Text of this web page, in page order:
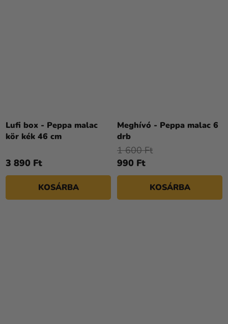
Lufi box - Peppa malac
kör kék 46 cm
3 890 Ft
KOSÁRBA
Meghívó - Peppa malac 6
drb
990 Ft
1 600 Ft
KOSÁRBA